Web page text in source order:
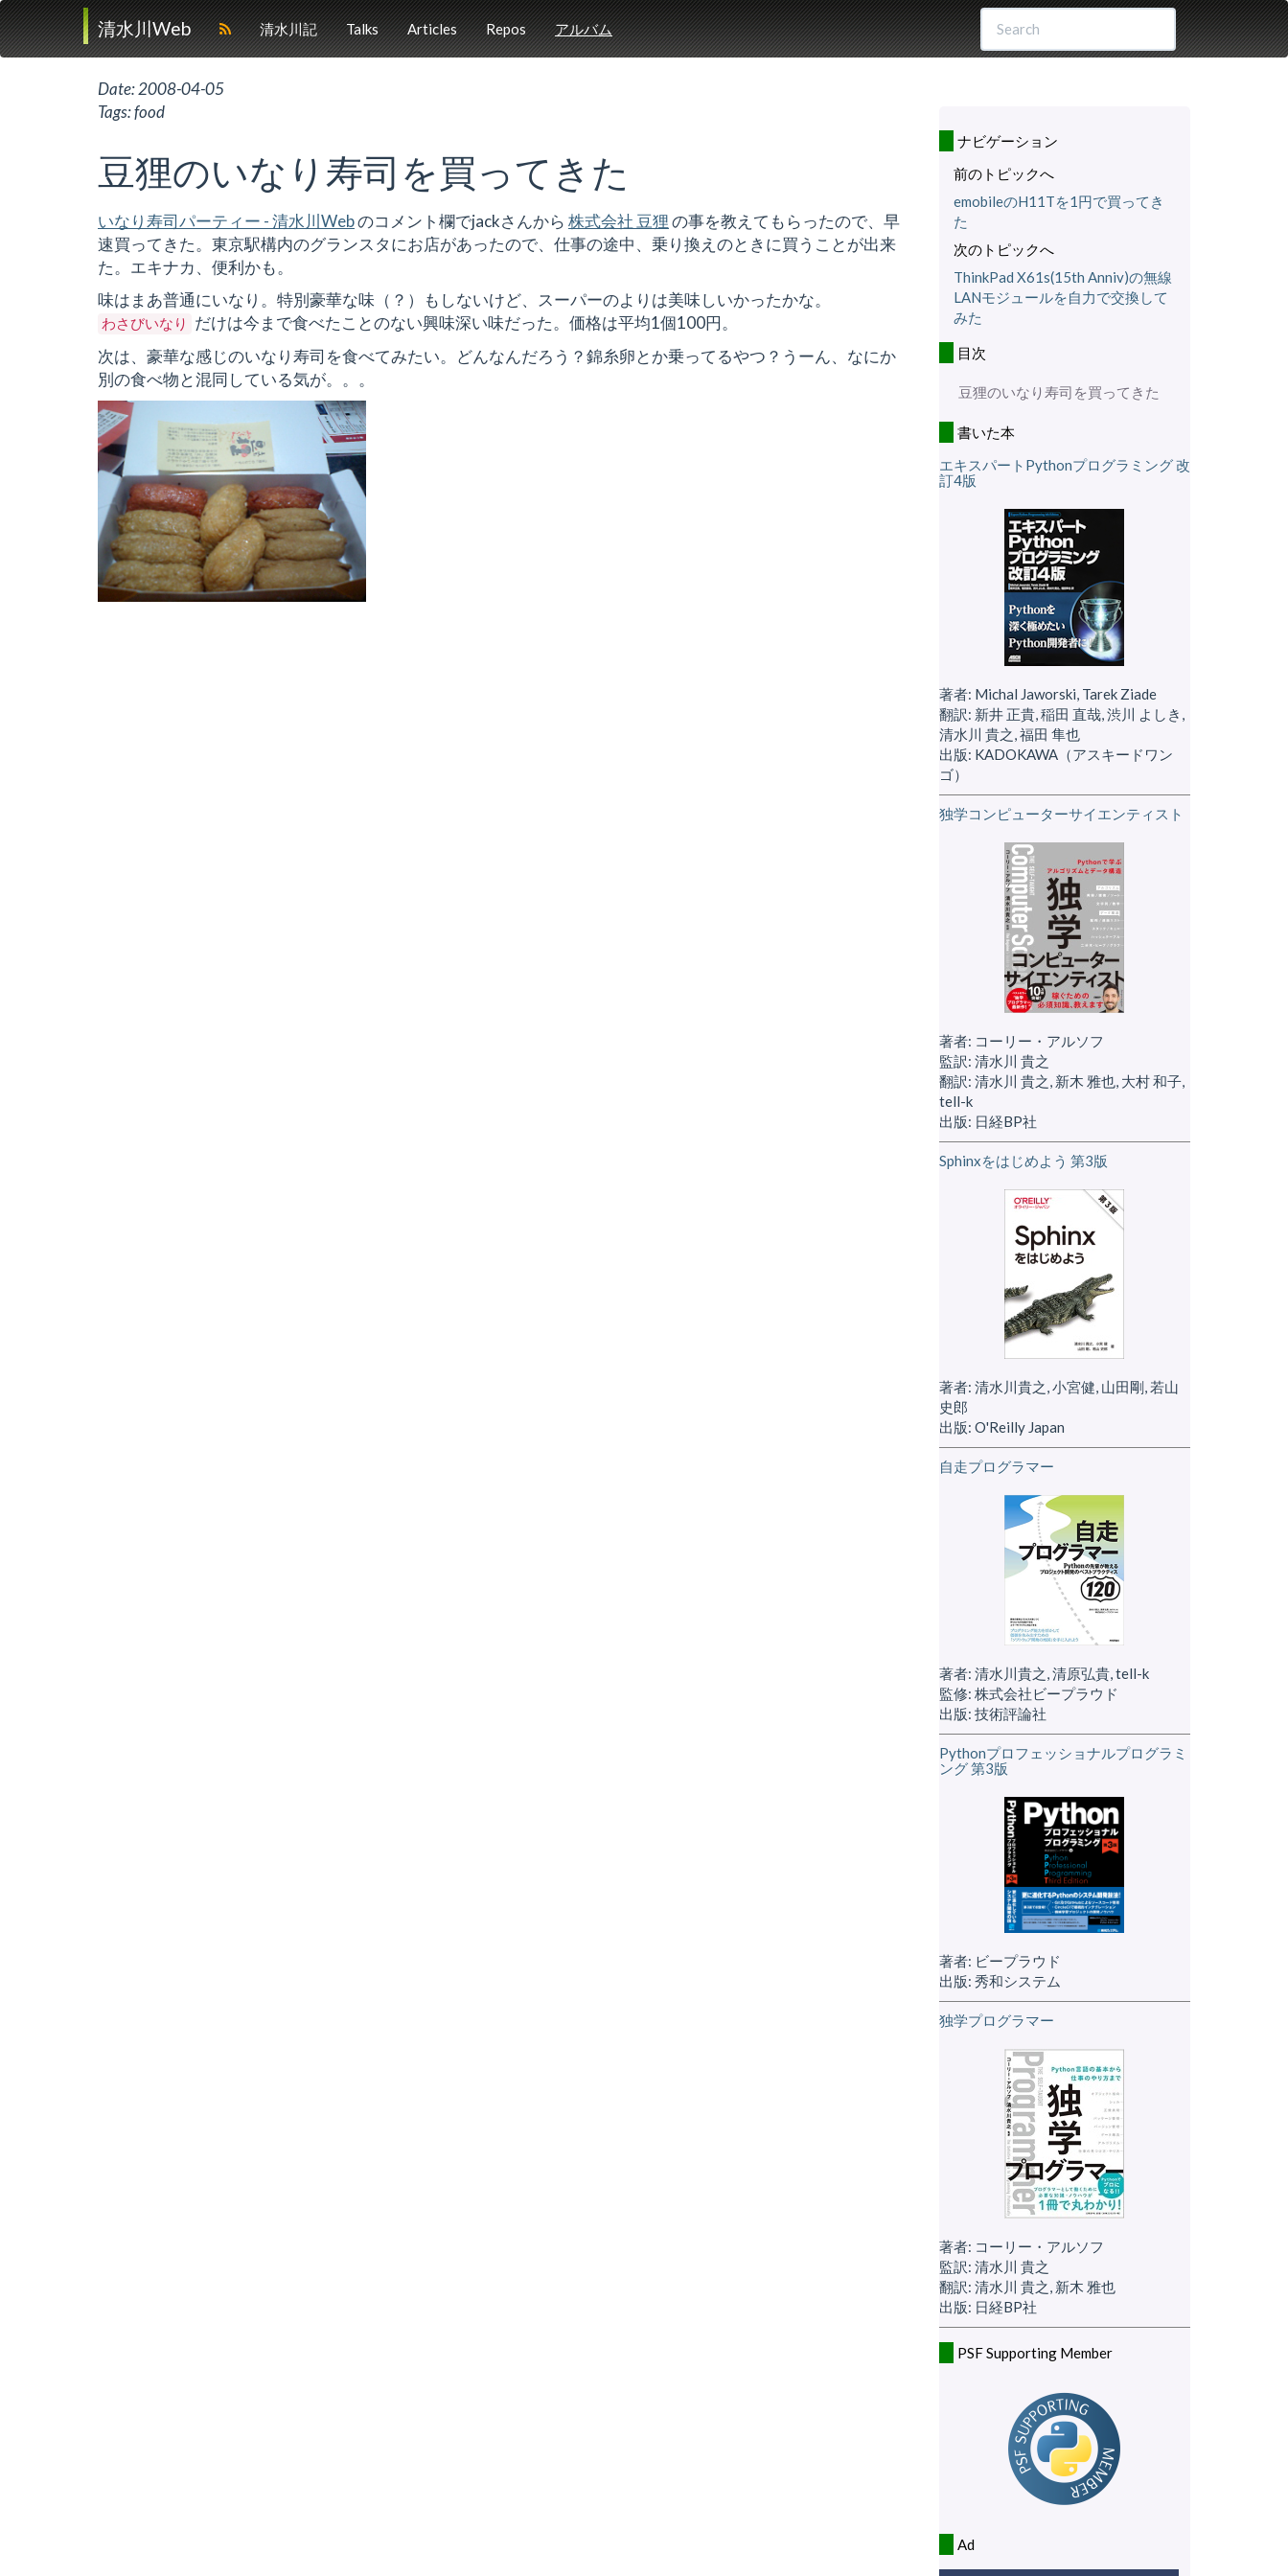
清水川Web 清水川記 Talks Articles Repos アルバム
Date:2008-04-05
Tags:food
豆狸のいなり寿司を買ってきた
いなり寿司パーティー - 清水川Webのコメント欄でjackさんから 株式会社 豆狸の事を教えてもらったので、早
速買ってきた。東京駅構内のグランスタにお店があったので、仕事の途中、乗り換えのときに買うことが出来
た。エキナカ、便利かも。
味はまあ普通にいなり。特別豪華な味（？）もしないけど、スーパーのよりは美味しいかったかな。
わさびいなり
だけは今まで食べたことのない興味深い味だった。価格は平均1個100円。
次は、豪華な感じのいなり寿司を食べてみたい。どんなんだろう？錦糸卵とか乗ってるやつ？うーん、なにか
別の食べ物と混同している気が。。。
ナビゲーション
前のトピックへ
emobileのH11Tを1円で買ってき
た
次のトピックへ
ThinkPad X61s(15th Anniv)の無線
LANモジュールを自力で交換して
みた
目次
豆狸のいなり寿司を買ってきた
書いた本
エキスパートPythonプログラミング 改
訂4版
著者: Michal Jaworski, Tarek Ziade
翻訳: 新井 正貴, 稲田 直哉, 渋川 よしき,
清水川 貴之, 福田 隼也
出版: KADOKAWA（アスキードワン
ゴ）
独学コンピューターサイエンティスト
著者: コーリー・アルソフ
監訳: 清水川 貴之
翻訳: 清水川 貴之, 新木 雅也, 大村 和子,
tell-k
出版: 日経BP社
Sphinxをはじめよう 第3版
著者: 清水川貴之, 小宮健, 山田剛, 若山
史郎
出版: O'Reilly Japan
自走プログラマー
著者: 清水川貴之, 清原弘貴, tell-k
監修: 株式会社ビープラウド
出版: 技術評論社
Pythonプロフェッショナルプログラミ
ング 第3版
著者: ビープラウド
出版: 秀和システム
独学プログラマー
著者: コーリー・アルソフ
監訳: 清水川 貴之
翻訳: 清水川 貴之, 新木 雅也
出版: 日経BP社
PSF Supporting Member
Ad